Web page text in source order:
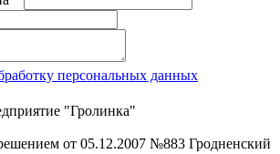
персональных данных
"Гролинка"
от 05.12.2007 №883 Гродненский